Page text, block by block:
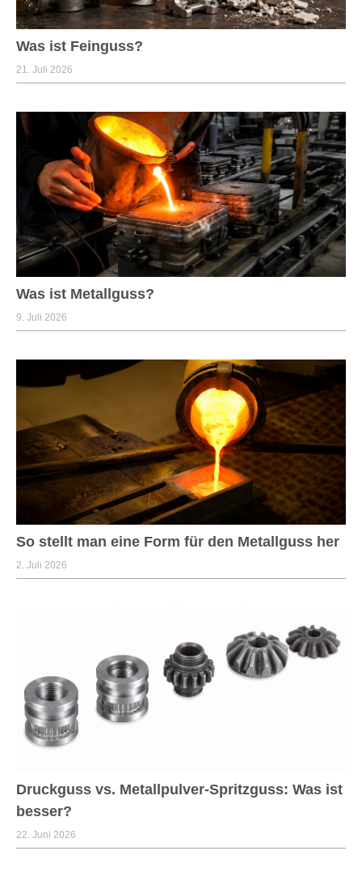
Was ist Feinguss?
21. Juli 2026
Was ist Metallguss?
9. Juli 2026
So stellt man eine Form für den Metallguss her
2. Juli 2026
Druckguss vs. Metallpulver-Spritzguss: Was ist
besser?
22. Juni 2026